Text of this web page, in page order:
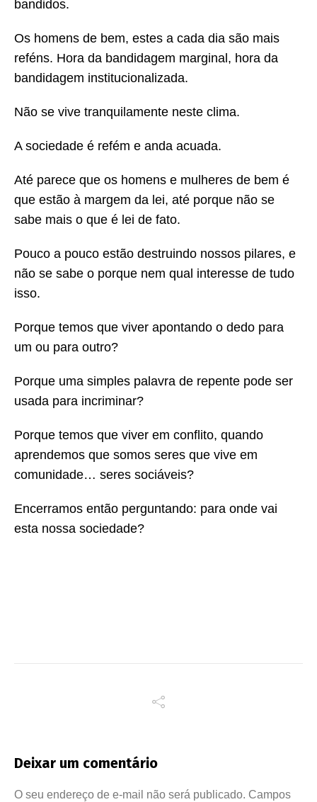
bandidos.
Os homens de bem, estes a cada dia são mais
reféns. Hora da bandidagem marginal, hora da
bandidagem institucionalizada.
Não se vive tranquilamente neste clima.
A sociedade é refém e anda acuada.
Até parece que os homens e mulheres de bem é
que estão à margem da lei, até porque não se
sabe mais o que é lei de fato.
Pouco a pouco estão destruindo nossos pilares, e
não se sabe o porque nem qual interesse de tudo
isso.
Porque temos que viver apontando o dedo para
um ou para outro?
Porque uma simples palavra de repente pode ser
usada para incriminar?
Porque temos que viver em conflito, quando
aprendemos que somos seres que vive em
comunidade… seres sociáveis?
Encerramos então perguntando: para onde vai
esta nossa sociedade?
Deixar um comentário
O seu endereço de e-mail não será publicado. Campos